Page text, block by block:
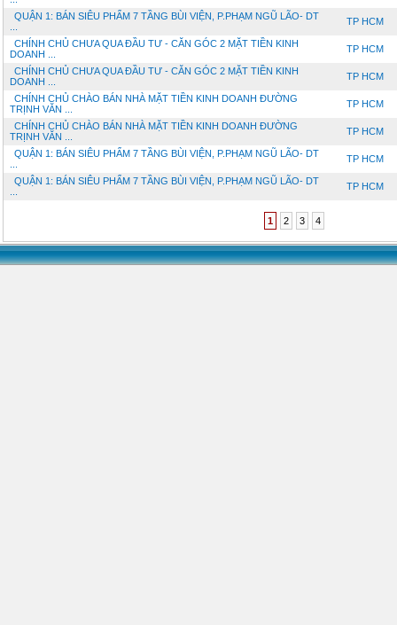
QUẬN 1: BÁN SIÊU PHẨM 7 TẦNG BÙI VIỆN, P.PHẠM NGŨ LÃO- DT
TP HCM
CHÍNH CHỦ CHƯA QUA ĐẦU TƯ - CĂN GÓC 2 MẶT TIỀN KINH
DOANH ...
TP HCM
CHÍNH CHỦ CHƯA QUA ĐẦU TƯ - CĂN GÓC 2 MẶT TIỀN KINH
DOANH ...
TP HCM
CHÍNH CHỦ CHÀO BÁN NHÀ MẶT TIỀN KINH DOANH ĐƯỜNG
TRỊNH VĂN ...
TP HCM
CHÍNH CHỦ CHÀO BÁN NHÀ MẶT TIỀN KINH DOANH ĐƯỜNG
TRỊNH VĂN ...
TP HCM
QUẬN 1: BÁN SIÊU PHẨM 7 TẦNG BÙI VIỆN, P.PHẠM NGŨ LÃO- DT
TP HCM
QUẬN 1: BÁN SIÊU PHẨM 7 TẦNG BÙI VIỆN, P.PHẠM NGŨ LÃO- DT
TP HCM
1 2 3 4